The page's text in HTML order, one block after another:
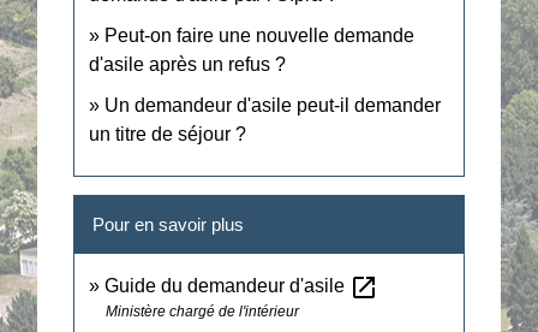
Peut-on faire une nouvelle demande
d'asile après un refus ?
Un demandeur d'asile peut-il demander
un titre de séjour ?
Pour en savoir plus
Guide du demandeur d'asile open_in_new
Ministère chargé de l'intérieur